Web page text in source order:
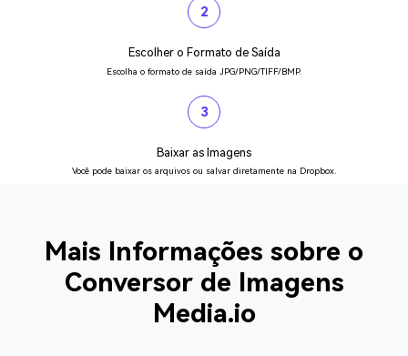
2
Escolher o Formato de Saída
Escolha o formato de saída JPG/PNG/TIFF/BMP.
3
Baixar as Imagens
Você pode baixar os arquivos ou salvar diretamente na Dropbox.
Mais Informações sobre o
Conversor de Imagens
Media.io